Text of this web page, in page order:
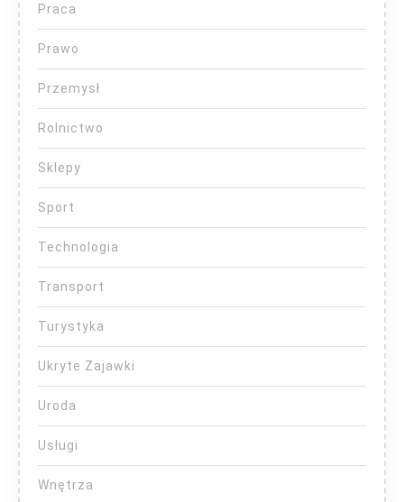
Praca
Prawo
Przemysł
Rolnictwo
Sklepy
Sport
Technologia
Transport
Turystyka
Ukryte Zajawki
Uroda
Usługi
Wnętrza